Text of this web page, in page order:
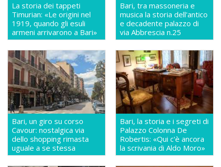
La storia dei tappeti
Timurian: «Le origini nel
1919, quando gli esuli
armeni arrivarono a Bari»
Bari, tra massoneria e
musica la storia dell'antico
e decadente palazzo di
via Abbrescia n.25
Bari, un giro su corso
Cavour: nostalgica via
dello shopping rimasta
uguale a se stessa
Bari, la storia e i segreti di
Palazzo Colonna De
Robertis: «Qui c'è ancora
la scrivania di Aldo Moro»